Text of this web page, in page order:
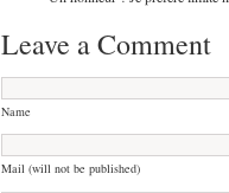
Leave a Comment
Name
Mail (will not be published)